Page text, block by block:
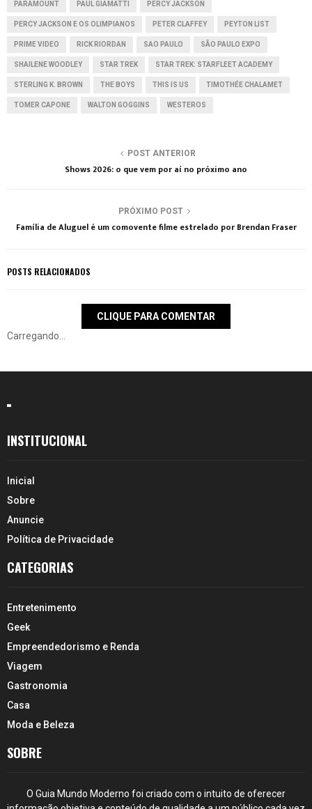
PARAMOUNT PAUL GIAMATTI PERCY JACKSON
PERCY JACKSON E OS OLIMPIANOS PETER CLAFFEY PEYTON LIST
PRIME VIDEO RICK RIORDAN SAO PAULO SÃO PAULO EXPO
SHAILENE WOODLEY STAR TREK STAR TREK: STARFLEET ACADEMY
STERLING K. BROWN THE BOYS THIS IS US TIMOTHÉE CHALAMET
TOMER CAPONE WALTON GOGGINS WESTEROS
POST ANTERIOR
Shows 2026: o que vem por aí no próximo ano
PRÓXIMO POST
Família de Aluguel é um comovente filme estrelado por Brendan Fraser
POSTS RELACIONADOS
CLIQUE PARA COMENTAR
Carregando...
INSTITUCIONAL
Inicial
Sobre
Anuncie
Política de Privacidade
CATEGORIAS
Entretenimento
Geek
Empreendedorismo e Renda
Viagem
Gastronomia
Casa
Moda e Beleza
SOBRE
O Guia Mundo Moderno foi criado com o intuito de oferecer